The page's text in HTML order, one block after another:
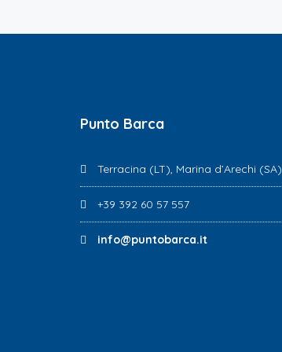
Punto Barca
Terracina (LT), Marina d’Arechi (SA)
+39 392 60 57 557
info@puntobarca.it